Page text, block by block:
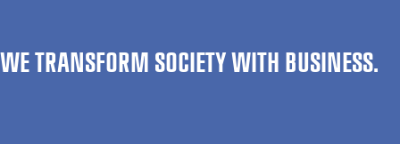
WE TRANSFORM SOCIETY WITH BUSINESS.